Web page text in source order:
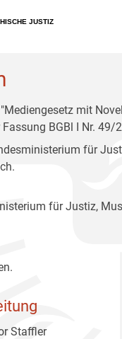
JUSTIZ
mit
BGBl I Nr. 49/
für
für Justiz,
Staffler